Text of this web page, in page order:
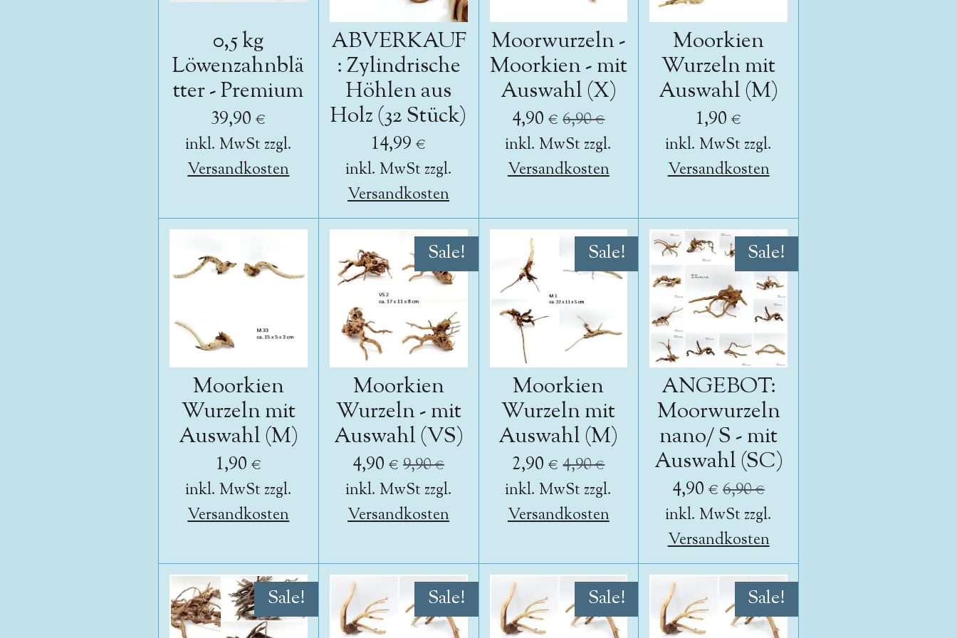
0,5 kg
Löwenzahnblä
tter - Premium
39,90 €
inkl. MwSt zzgl.
Versandkosten
ABVERKAUF
: Zylindrische
Höhlen aus
Holz (32 Stück)
14,99 €
inkl. MwSt zzgl.
Versandkosten
Moorwurzeln -
Moorkien - mit
Auswahl (X)
4,90 € 6,90 €
inkl. MwSt zzgl.
Versandkosten
Moorkien
Wurzeln mit
Auswahl (M)
1,90 €
inkl. MwSt zzgl.
Versandkosten
Moorkien
Wurzeln mit
Auswahl (M)
1,90 €
inkl. MwSt zzgl.
Versandkosten
Sale!
Moorkien
Wurzeln - mit
Auswahl (VS)
4,90 € 9,90 €
inkl. MwSt zzgl.
Versandkosten
Sale!
Moorkien
Wurzeln mit
Auswahl (M)
2,90 € 4,90 €
inkl. MwSt zzgl.
Versandkosten
Sale!
ANGEBOT:
Moorwurzeln
nano/ S - mit
Auswahl (SC)
4,90 € 6,90 €
inkl. MwSt zzgl.
Versandkosten
Sale! Sale! Sale! Sale!